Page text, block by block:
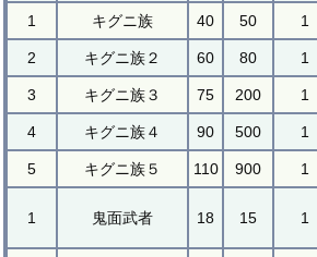
1 キグニ族 40 50 1
2 キグニ族２ 60 80 1
3 キグニ族３ 75 200 1
4 キグニ族４ 90 500 1
5 キグニ族５ 110 900 1
1 鬼面武者 18 15 1